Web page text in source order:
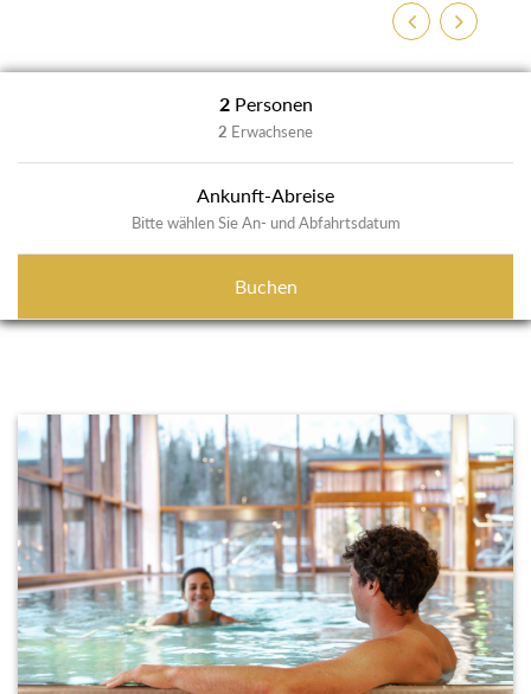
ZurückWeiter
2 Personen
2 Erwachsene
Ankunft-Abreise
Bitte wählen Sie An- und Abfahrtsdatum
Buchen